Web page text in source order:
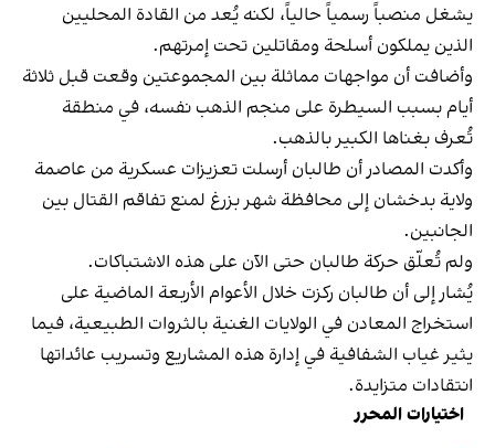
يشغل منصباً رسمياً حالياً، لكنه يُعد من القادة المحليين
الذين يملكون أسلحة ومقاتلين تحت إمرتهم.
وأضافت أن مواجهات مماثلة بين المجموعتين وقعت قبل ثلاثة
أيام بسبب السيطرة على منجم الذهب نفسه، في منطقة
تُعرف بغناها الكبير بالذهب.
وأكدت المصادر أن طالبان أرسلت تعزيزات عسكرية من عاصمة
ولاية بدخشان إلى محافظة شهر بزرغ لمنع تفاقم القتال بين
الجانبين.
ولم تُعلّق حركة طالبان حتى الآن على هذه الاشتباكات.
يُشار إلى أن طالبان ركزت خلال الأعوام الأربعة الماضية على
استخراج المعادن في الولايات الغنية بالثروات الطبيعية، فيما
يثير غياب الشفافية في إدارة هذه المشاريع وتسريب عائداتها
انتقادات متزايدة.
اختيارات المحرر